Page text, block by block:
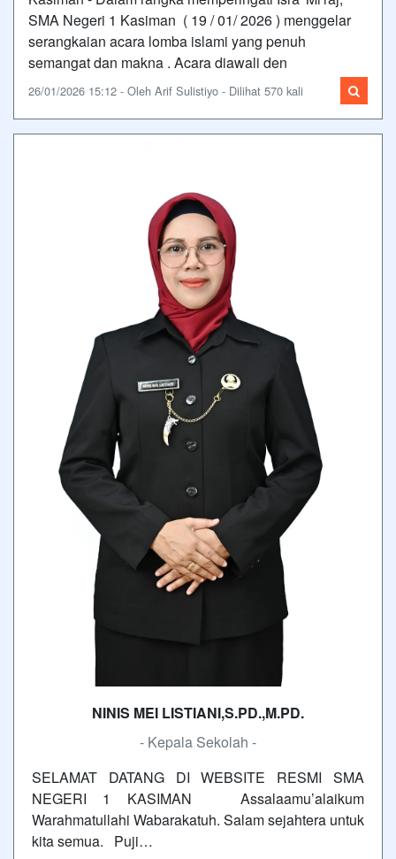
SMA Negeri 1 Kasiman ( 19 / 01/ 2026 ) menggelar
serangkaian acara lomba islami yang penuh
semangat dan makna . Acara diawali den
26/01/2026 15:12 - Oleh Arif Sulistiyo - Dilihat 570 kali
NINIS MEI LISTIANI,S.PD.,M.PD.
- Kepala Sekolah -
SELAMAT DATANG DI WEBSITE RESMI SMA
NEGERI 1 KASIMAN Assalaamu’alaikum
Warahmatullahi Wabarakatuh. Salam sejahtera untuk
kita semua. Puji…